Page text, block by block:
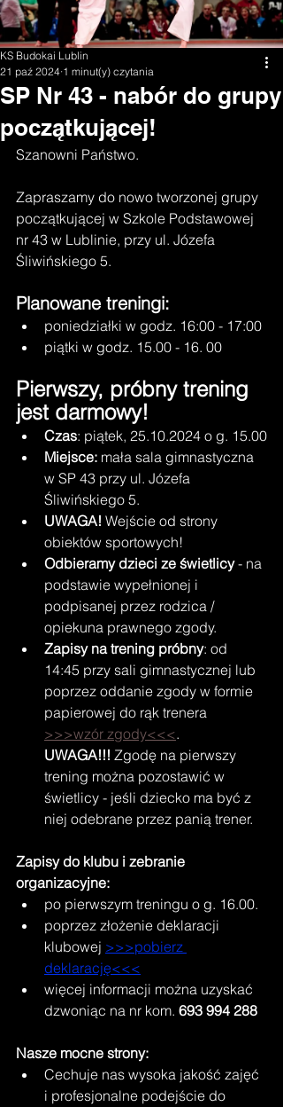
SP Nr 43 - nabór do grupy
początkującej!
KS Budokai Lublin
21 paź 2024 1 minut(y) czytania
Szanowni Państwo.
Zapraszamy do nowo tworzonej grupy
początkującej w Szkole Podstawowej
nr 43 w Lublinie, przy ul. Józefa
Śliwińskiego 5.
Planowane treningi:
poniedziałki w godz. 16:00 - 17:00
piątki w godz. 15.00 - 16. 00
Pierwszy, próbny trening
jest darmowy!
Czas: piątek, 25.10.2024 o g. 15.00
Miejsce: mała sala gimnastyczna
w SP 43 przy ul. Józefa
Śliwińskiego 5.
UWAGA! Wejście od strony
obiektów sportowych!
Odbieramy dzieci ze świetlicy - na
podstawie wypełnionej i
podpisanej przez rodzica /
opiekuna prawnego zgody.
Zapisy na trening próbny: od
14:45 przy sali gimnastycznej lub
poprzez oddanie zgody w formie
papierowej do rąk trenera
>>>wzór zgody<<<.
UWAGA!!! Zgodę na pierwszy
trening można pozostawić w
świetlicy - jeśli dziecko ma być z
niej odebrane przez panią trener.
Zapisy do klubu i zebranie
organizacyjne:
po pierwszym treningu o g. 16.00.
poprzez złożenie deklaracji
klubowej >>>pobierz
deklarację<<<
więcej informacji można uzyskać
dzwoniąc na nr kom. 693 994 288
Nasze mocne strony:
Cechuje nas wysoka jakość zajęć
i profesjonalne podejście do